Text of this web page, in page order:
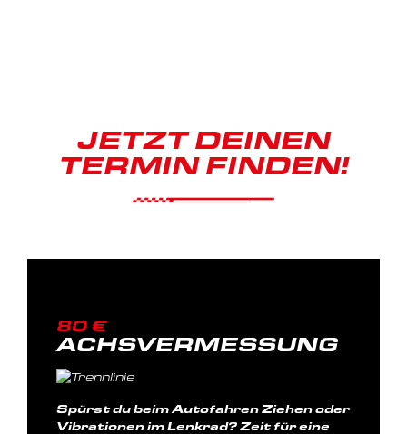
JETZT DEINEN
TERMIN FINDEN!
80 €
ACHSVERMESSUNG
Spürst du beim Autofahren Ziehen oder
Vibrationen im Lenkrad? Zeit für eine